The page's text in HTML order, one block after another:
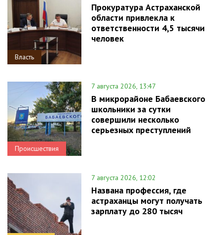
Власть
Прокуратура Астраханской
области привлекла к
ответственности 4,5 тысячи
человек
Происшествия
7 августа 2026, 13:47
В микрорайоне Бабаевского
школьники за сутки
совершили несколько
серьезных преступлений
7 августа 2026, 12:02
Названа профессия, где
астраханцы могут получать
зарплату до 280 тысяч